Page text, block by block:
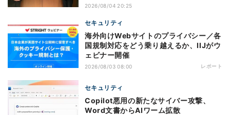
2026/08/04 20:25
セキュリティ
海外向けWebサイトのプライバシー／各
国規制対応をどう乗り越えるか、IIJがウ
ェビナー開催
2026/08/03 08:00 レポート
セキュリティ
Copilot悪用の新たなサイバー攻撃、
Word文書からAIワーム拡散